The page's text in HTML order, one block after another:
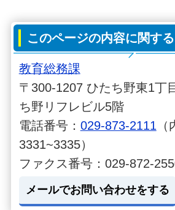
このページの内容に関す
教育総務課
〒300-1207 ひたち野東1丁
ち野リフレビル5階
電話番号： 029-873-2111
3331~3335）
ファクス番号：029-872-
メールでお問い合わせをする